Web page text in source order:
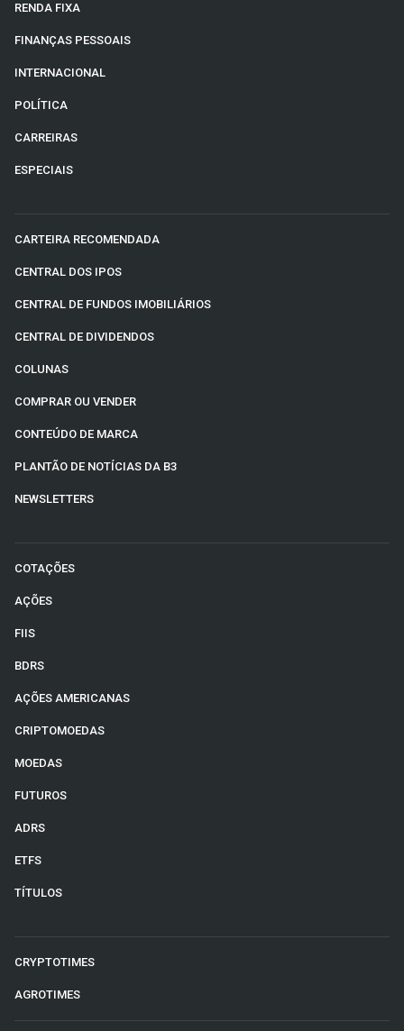
RENDA FIXA
FINANÇAS PESSOAIS
INTERNACIONAL
POLÍTICA
CARREIRAS
ESPECIAIS
CARTEIRA RECOMENDADA
CENTRAL DOS IPOS
CENTRAL DE FUNDOS IMOBILIÁRIOS
CENTRAL DE DIVIDENDOS
COLUNAS
COMPRAR OU VENDER
CONTEÚDO DE MARCA
PLANTÃO DE NOTÍCIAS DA B3
NEWSLETTERS
COTAÇÕES
AÇÕES
FIIS
BDRS
AÇÕES AMERICANAS
CRIPTOMOEDAS
MOEDAS
FUTUROS
ADRS
ETFS
TÍTULOS
CRYPTOTIMES
AGROTIMES